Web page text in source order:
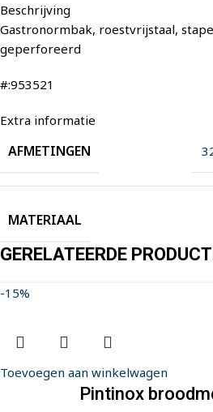
Beschrijving
Gastronormbak, roestvrijstaal,
geperforeerd
#:953521
Extra informatie
AFMETINGEN
MATERIAAL
GERELATEERDE
-15%
Toevoegen aan winkelwagen
Pintinox